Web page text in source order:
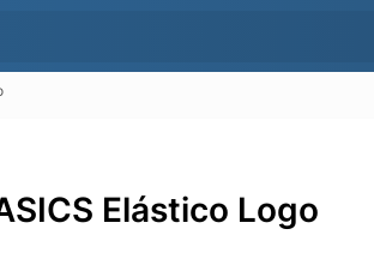
Elástico Logo